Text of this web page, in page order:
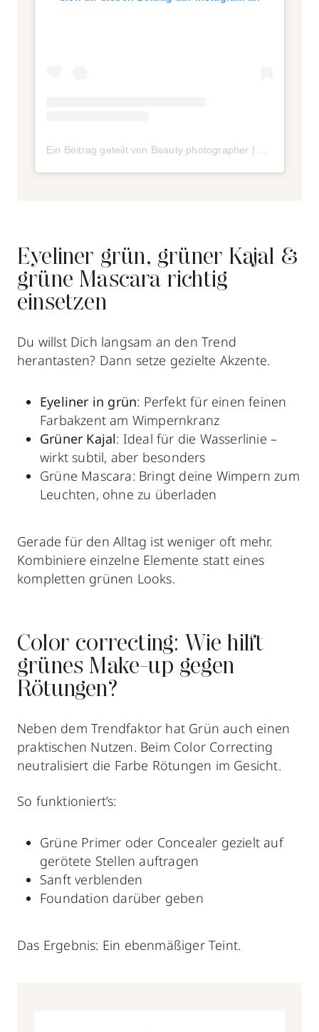
Ein Beitrag geteilt von Beauty photographer | Fashion Photographer (@eglevasi_)
Eyeliner grün, grüner Kajal &
grüne Mascara richtig
einsetzen
Du willst Dich langsam an den Trend
herantasten? Dann setze gezielte Akzente.
Eyeliner in grün: Perfekt für einen feinen
Farbakzent am Wimpernkranz
Grüner Kajal: Ideal für die Wasserlinie –
wirkt subtil, aber besonders
Grüne Mascara: Bringt deine Wimpern zum
Leuchten, ohne zu überladen
Gerade für den Alltag ist weniger oft mehr.
Kombiniere einzelne Elemente statt eines
kompletten grünen Looks.
Color correcting: Wie hilft
grünes Make-up gegen
Rötungen?
Neben dem Trendfaktor hat Grün auch einen
praktischen Nutzen. Beim Color Correcting
neutralisiert die Farbe Rötungen im Gesicht.
So funktioniert’s:
Grüne Primer oder Concealer gezielt auf
gerötete Stellen auftragen
Sanft verblenden
Foundation darüber geben
Das Ergebnis: Ein ebenmäßiger Teint.